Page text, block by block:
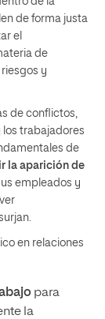
de forma justa
el
de
y
de conflictos,
los trabajadores
de
la aparición de
empleados y
en relaciones
para
la